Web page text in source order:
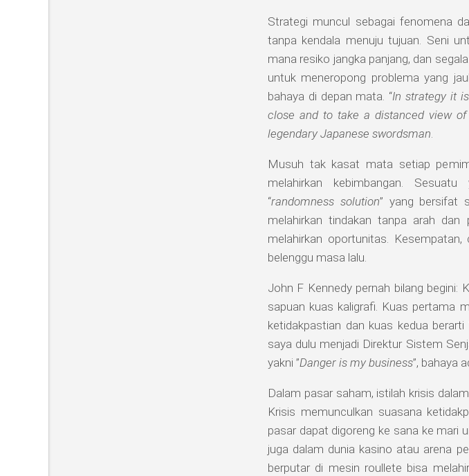
Strategi muncul sebagai fenomena
tanpa kendala menuju tujuan. Seni
mana resiko jangka panjang, dan
untuk meneropong problema yang
bahaya di depan mata. “In strategy it
close and to take a distanced view
legendary Japanese swordsman.
Musuh tak kasat mata setiap
melahirkan kebimbangan.
“randomness solution” yang bersifat
melahirkan tindakan tanpa arah dan
melahirkan oportunitas.
belenggu masa lalu.
John F Kennedy pernah bilang begini:
sapuan kuas kaligrafi. Kuas pertama
ketidakpastian dan kuas kedua berarti
saya dulu menjadi Direktur Sistem
yakni ”Danger is my business”, bahaya
Dalam pasar saham, istilah krisis
Krisis memunculkan suasana
pasar dapat digoreng ke sana ke mari
juga dalam dunia kasino atau arena
berputar di mesin roullete bisa